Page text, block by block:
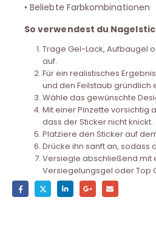
• Beliebte Farbkombinationen
So verwendest du
Trage Gel-Lack, Aufbaugel
auf.
Für ein realistisches
und den Feilstaub gründlich
Wähle das gewünschte
Mit einer Pinzette vorsichtig
dass der Sticker nicht knickt.
Platziere den Sticker auf
Drücke ihn sanft an, sodass
Versiegle abschließend mit
Versiegelungsgel oder Top